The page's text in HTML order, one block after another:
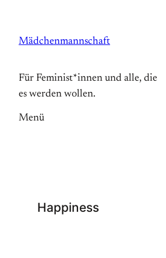
springen
Mädchenmannschaft
Für Feminist*innen und alle, die
es werden wollen.
Menü
Happiness